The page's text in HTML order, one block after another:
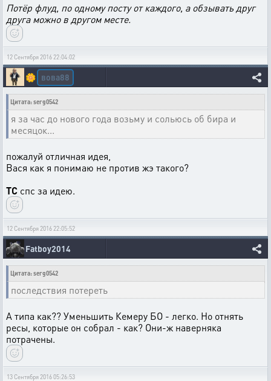
Потёр флуд, по одному посту от каждого, а обзывать друг
друга можно в другом месте.
12 Сентября 2016 22:04:02
🌼 вова88
Цитата: serg0542
я за час до нового года возьму и сольюсь об бира и
месяцок...
пожалуй отличная идея,
Вася как я понимаю не против жэ такого?
ТС спс за идею.
12 Сентября 2016 22:05:52
Fatboy2014
Цитата: serg0542
последствия потереть
А типа как?? Уменьшить Кемеру БО - легко. Но отнять
ресы, которые он собрал - как? Они-ж наверняка
потрачены.
13 Сентября 2016 05:26:53